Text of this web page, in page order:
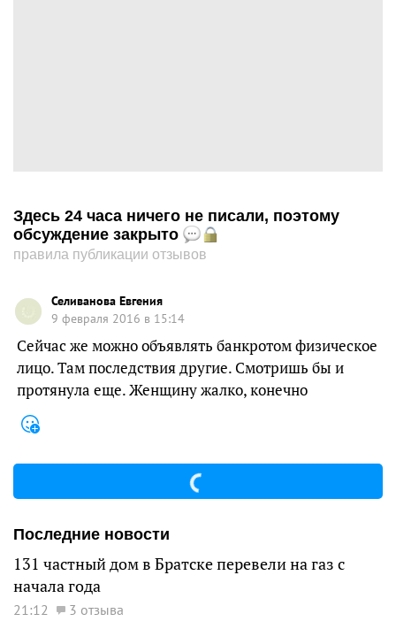
Здесь 24 часа ничего не писали, поэтому
обсуждение закрыто
правила публикации отзывов
Селиванова Евгения
9 февраля 2016 в 15:14
Сейчас же можно объявлять банкротом физическое
лицо. Там последствия другие. Смотришь бы и
протянула еще. Женщину жалко, конечно
Последние новости
131 частный дом в Братске перевели на газ с
начала года
21:12 3 отзыва